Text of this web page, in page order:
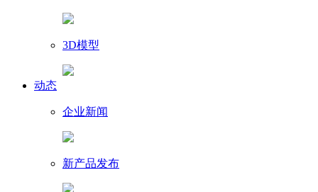
3D模型
动态
企业新闻
新产品发布